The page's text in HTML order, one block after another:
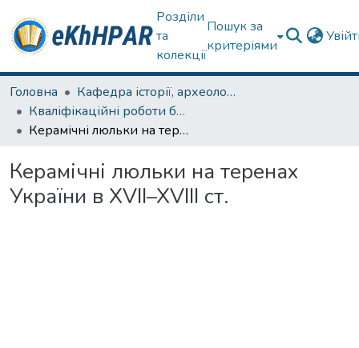
Розділи
та
колекції
Пошук за
критеріями
Головна
Кафедра історії, археології та гуманітарних наук
Кваліфікаційні роботи бакалаврів
Керамічні люльки на теренах України в XVII–XVIII ст.
Керамічні люльки на теренах
України в XVII–XVIII ст.